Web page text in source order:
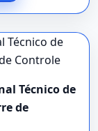
Técnico de
de